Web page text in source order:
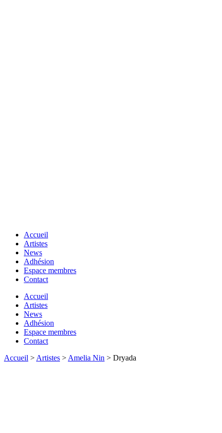
Accueil
Artistes
News
Adhésion
Espace membres
Contact
Accueil
Artistes
News
Adhésion
Espace membres
Contact
Accueil > Artistes > Amelia Nin > Dryada